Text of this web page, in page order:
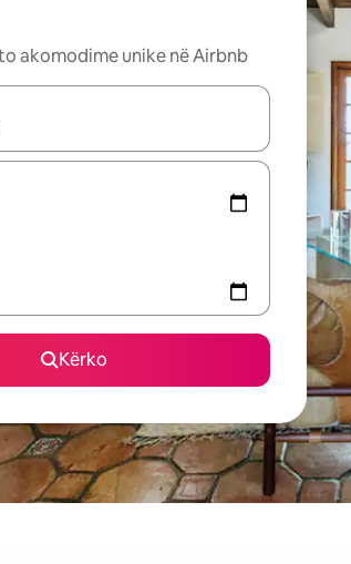
akomodime unike në Airbnb
jenë të disponueshme, lëviz me butonat e
Kërko